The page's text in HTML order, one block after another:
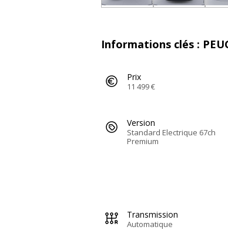
Informations clés :
Prix
11 499 €
Version
Standard Electrique 67ch
Premium
Transmission
Automatique